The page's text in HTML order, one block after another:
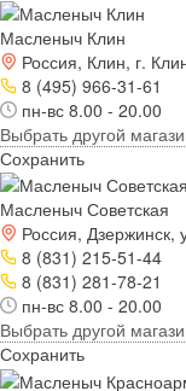
Масленыч Клин
Россия, Клин, г.
8 (495) 966-31-61
пн-вс 8.00 - 20.00
Выбрать другой
Сохранить
Масленыч Советская
Россия, Дзержинск,
8 (831) 215-51-44
8 (831) 281-78-21
пн-вс 8.00 - 20.00
Выбрать другой
Сохранить